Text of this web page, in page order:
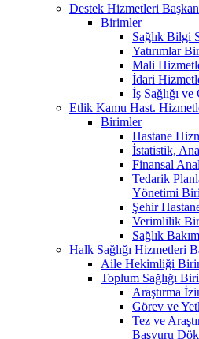
Destek Hizmetleri
Birimler
Sağlık Bilgi
Yatırımlar
Mali
İdari
İş Sağlığı
Etlik Kamu Hast.
Birimler
Hastane
İstatistik,
Finansal
Tedarik
Yönetimi
Şehir
Verimlilik
Sağlık
Halk Sağlığı Hizmetleri
Aile Hekimliği
Toplum Sağlığı
Araştırma
Görev ve
Tez ve
Başvuru